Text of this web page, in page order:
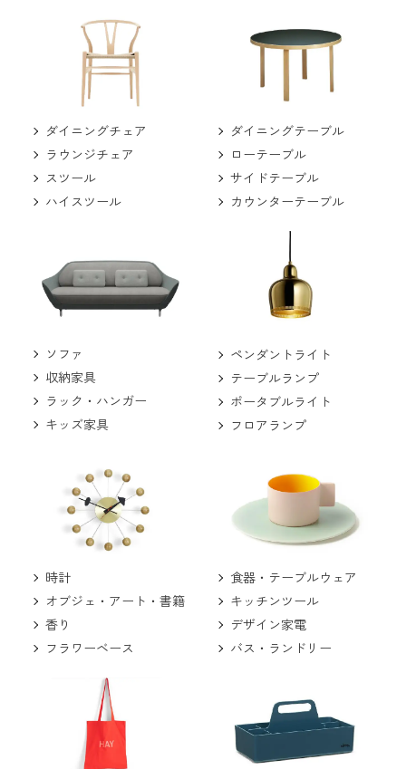
ダイニングチェア
ラウンジチェア
スツール
ハイスツール
ダイニングテーブル
ローテーブル
サイドテーブル
カウンターテーブル
ソファ
収納家具
ラック・ハンガー
キッズ家具
ペンダントライト
テーブルランプ
ポータブルライト
フロアランプ
時計
オブジェ・アート・書籍
香り
フラワーベース
食器・テーブルウェア
キッチンツール
デザイン家電
バス・ランドリー